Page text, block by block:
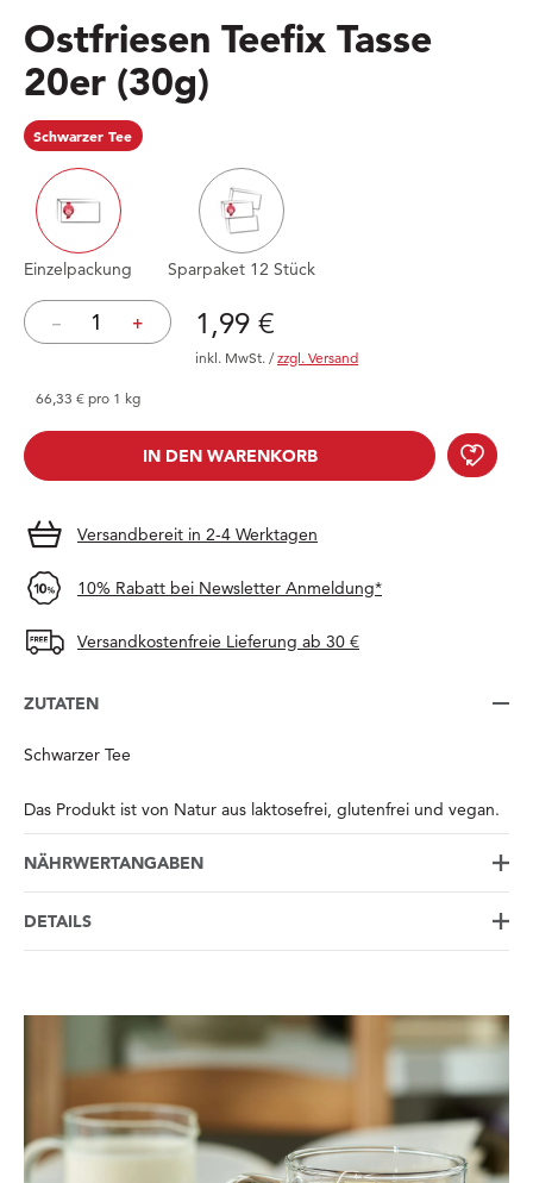
Ostfriesen Teefix Tasse
20er (30g)
Schwarzer Tee
Einzelpackung Sparpaket 12 Stück
– + Preis: 1,99 €
1,99 €
inkl. MwSt. /zzgl. Versand
66,33 € pro 1 kg
IN DEN WARENKORB
Versandbereit in 2-4 Werktagen
10% Rabatt bei Newsletter Anmeldung*
Versandkostenfreie Lieferung ab 30 €
ZUTATEN
Schwarzer Tee
Das Produkt ist von Natur aus laktosefrei, glutenfrei und vegan.
NÄHRWERTANGABEN
DETAILS